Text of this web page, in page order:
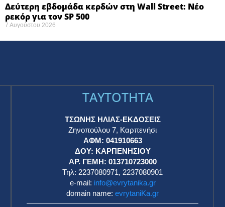
Δεύτερη εβδομάδα κερδών στη Wall Street: Νέο
ρεκόρ για τον SP 500
7 Αυγούστου 2026
TAYTOTHTA
ΤΣΩΝΗΣ ΗΛΙΑΣ-ΕΚΔΟΣΕΙΣ
Ζηνοπούλου 7, Καρπενήσι
ΑΦΜ: 041910663
ΔΟΥ: ΚΑΡΠΕΝΗΣΙΟΥ
ΑΡ. ΓΕΜΗ: 013710723000
Τηλ: 2237080971, 2237080901
e-mail: info@evrytanika.gr
domain name: evrytaniKa.gr